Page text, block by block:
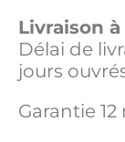
Livraison
Délai de
jours
Garantie 12